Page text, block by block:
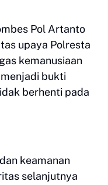
Pol Artanto
upaya Polresta
kemanusiaan
bukti
berhenti pada
keamanan
selanjutnya